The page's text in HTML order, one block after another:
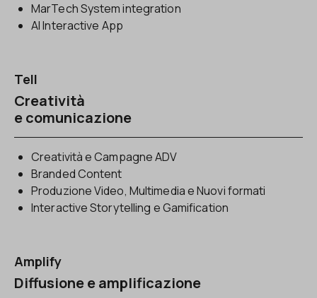
MarTech System integration
AI Interactive App
Tell
Creatività
e comunicazione
Creatività e Campagne ADV
Branded Content
Produzione Video, Multimedia e Nuovi formati
Interactive Storytelling e Gamification
Amplify
Diffusione e amplificazione